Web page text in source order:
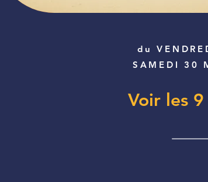
du
SAMEDI 30
Voir les